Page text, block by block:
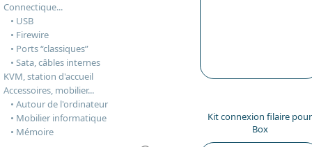
Kit connexion filaire pour
Box
Connectique...
• USB
• Firewire
• Ports “classiques”
• Sata, câbles internes
KVM, station d'accueil
Accessoires, mobilier...
• Autour de l'ordinateur
• Mobilier informatique
• Mémoire